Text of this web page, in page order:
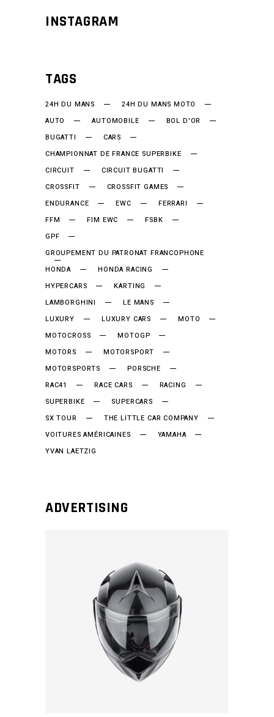
INSTAGRAM
TAGS
24H DU MANS
24H DU MANS MOTO
AUTO
AUTOMOBILE
BOL D'OR
BUGATTI
CARS
CHAMPIONNAT DE FRANCE SUPERBIKE
CIRCUIT
CIRCUIT BUGATTI
CROSSFIT
CROSSFIT GAMES
ENDURANCE
EWC
FERRARI
FFM
FIM EWC
FSBK
GPF
GROUPEMENT DU PATRONAT FRANCOPHONE
HONDA
HONDA RACING
HYPERCARS
KARTING
LAMBORGHINI
LE MANS
LUXURY
LUXURY CARS
MOTO
MOTOCROSS
MOTOGP
MOTORS
MOTORSPORT
MOTORSPORTS
PORSCHE
RAC41
RACE CARS
RACING
SUPERBIKE
SUPERCARS
SX TOUR
THE LITTLE CAR COMPANY
VOITURES AMÉRICAINES
YAMAHA
YVAN LAETZIG
ADVERTISING